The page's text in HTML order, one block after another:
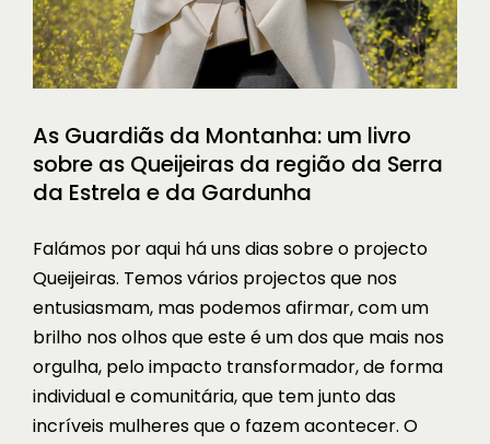
As Guardiãs da Montanha: um livro
sobre as Queijeiras da região da Serra
da Estrela e da Gardunha
Falámos por aqui há uns dias sobre o projecto
Queijeiras. Temos vários projectos que nos
entusiasmam, mas podemos afirmar, com um
brilho nos olhos que este é um dos que mais nos
orgulha, pelo impacto transformador, de forma
individual e comunitária, que tem junto das
incríveis mulheres que o fazem acontecer. O